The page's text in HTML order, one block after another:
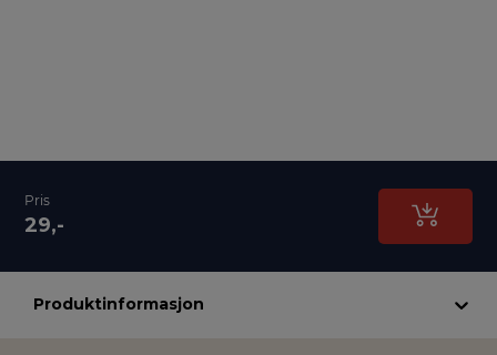
Pris
29,-
Produktinformasjon